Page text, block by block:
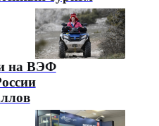
на ВЭФ